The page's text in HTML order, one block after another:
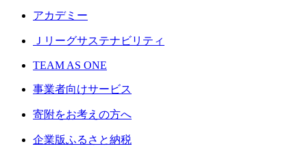
アカデミー
Ｊリーグサステナビリティ
TEAM AS ONE
事業者向けサービス
寄附をお考えの方へ
企業版ふるさと納税